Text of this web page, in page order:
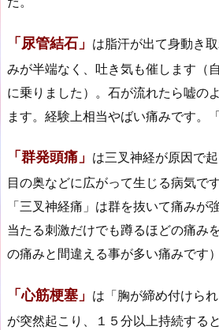
「尿管結石」 は脂汗が出て身動き
みが半端なく、吐き気も催します（
に乗りました）。石が流れたら嘘の
ます。経験上相当やばい痛みです。
「群発頭痛」 は三叉神経が原因で
目の奥などに広がって生じる病気で
「三叉神経痛」は群を抜いて痛みが
当たる刺激だけでも蹲るほどの痛み
の痛みと間違える事が多い痛みです）
「心筋梗塞」 は「胸が締め付けら
が突然起こり、１５分以上持続する